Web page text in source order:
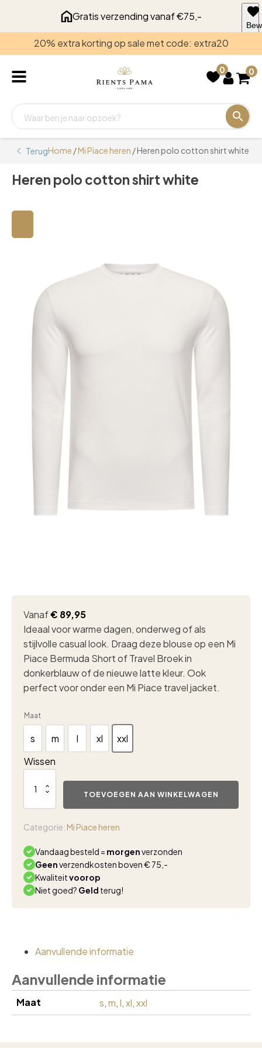
Gratis verzending vanaf €75,-
20% extra korting op sale met code: extra20
0 0
TerugHome /Mi Piace heren / Heren polo cotton shirt white
Heren polo cotton shirt white
Vanaf€ 89,95
Ideaal voor warme dagen, onderweg of als
stijlvolle casual look. Draag deze blouse op een Mi
Piace Bermuda Short of Travel Broek in
donkerblauw of de nieuwe latte kleur. Ook
perfect voor onder een Mi Piace travel jacket.
Maat
s
s
m
m
l
l
xl
xl
xxl
xxl
Wissen
polo
white
TOEVOEGEN AAN WINKELWAGEN
voor
Categorie: Mi Piace heren
Vandaag besteld = morgenverzonden
Geenverzendkosten boven € 75,-
Kwaliteitvoorop
Niet goed? Geld terug!
Aanvullende informatie
Aanvullende informatie
Maat s,m,l,xl,xxl